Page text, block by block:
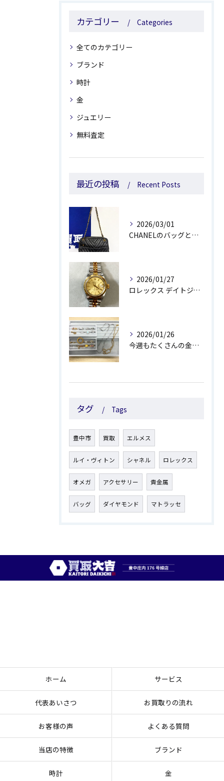
カテゴリー Categories
全てのカテゴリー
ブランド
時計
金
ジュエリー
無料査定
最近の投稿 Recent Posts
2026/03/01
CHANELのバッグとルイ・ヴィトンの靴をお買取しました😊💰
2026/01/27
ロレックス デイトジャストをお買取しました😊
2026/01/26
今週もたくさんの金製品・プラチナ製品のお買取しました✨
タグ Tags
豊中市 買取 エルメス
ルイ・ヴィトン シャネル ロレックス
オメガ アクセサリー 貴金属
バッグ ダイヤモンド マトラッセ
ホーム サービス
代表あいさつ お買取りの流れ
お客様の声 よくある質問
当店の特徴 ブランド
時計 金